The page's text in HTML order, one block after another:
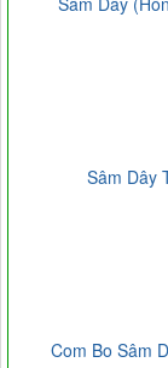
Sâm Dây
Com Bo Sâm